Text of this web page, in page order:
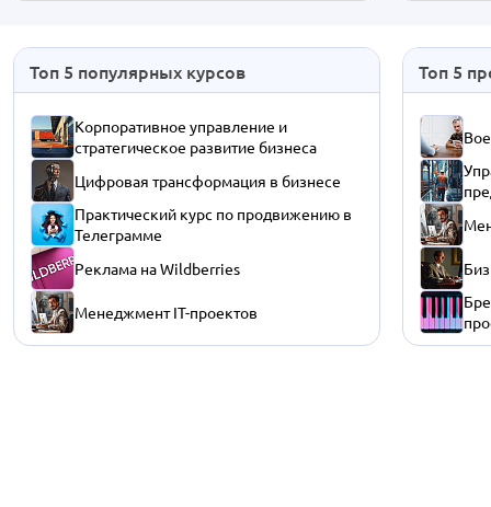
Топ 5 популярных курсов
Корпоративное управление и
стратегическое развитие бизнеса
Цифровая трансформация в бизнесе
Практический курс по продвижению в
Телеграмме
Реклама на Wildberries
Менеджмент IT-проектов
Топ 5